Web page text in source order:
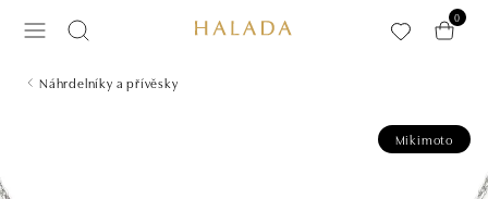
0
Náhrdelníky a přívěsky
Mikimoto